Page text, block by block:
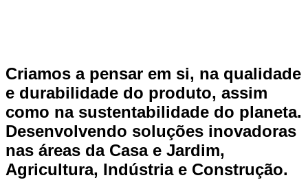
Criamos a pensar em si, na qualidade
e durabilidade do produto, assim
como na sustentabilidade do planeta.
Desenvolvendo soluções inovadoras
nas áreas da Casa e Jardim,
Agricultura, Indústria e Construção.